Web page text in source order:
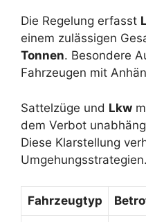
Die Regelung erfasst
einem zulässigen
Tonnen. Besondere
Fahrzeugen mit
Sattelzüge und Lkw
dem Verbot
Diese Klarstellung
Umgehungsstrategien.
Fahrzeugtyp